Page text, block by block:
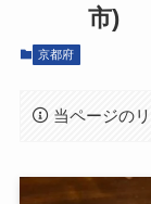
市)
京都府
当ページの